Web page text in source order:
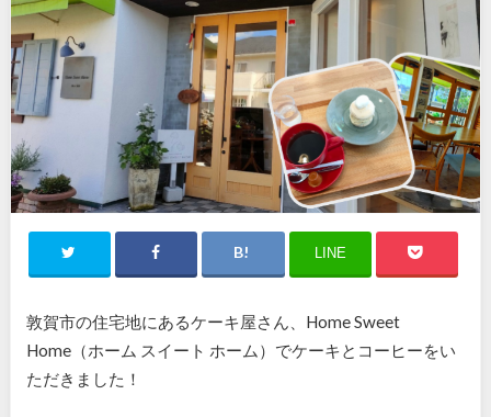
LINE
敦賀市の住宅地にあるケーキ屋さん、Home Sweet
Home（ホーム スイート ホーム）でケーキとコーヒーをい
ただきました！